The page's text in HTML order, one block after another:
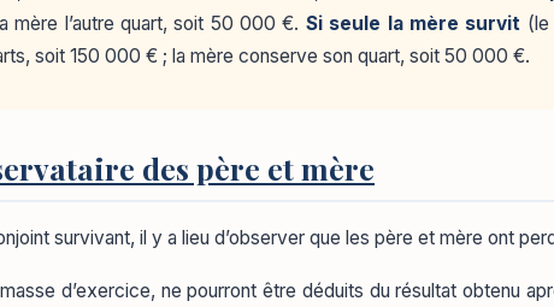
l’autre quart, soit 50 000 €. Si seule la mère survit
soit 150 000 € ; la mère conserve son quart, soit 50 000 €.
des père et mère
survivant, il y a lieu d’observer que les père et mère ont
d’exercice, ne pourront être déduits du résultat obtenu